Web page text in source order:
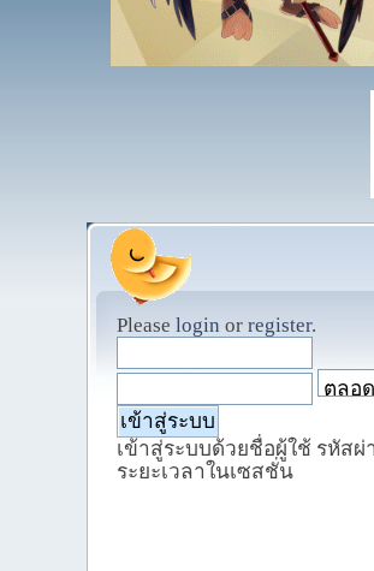
Please login or register.
เข้าสู่ระบบด้วยชื่อผู้ใช้ รหัสผ่
ระยะเวลาในเซสชั่น